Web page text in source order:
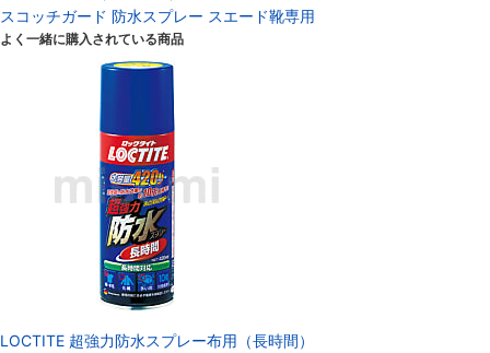
スコッチガード 防水スプレー スエード靴専用
よく一緒に購入されている商品
LOCTITE 超強力防水スプレー布用（長時間）